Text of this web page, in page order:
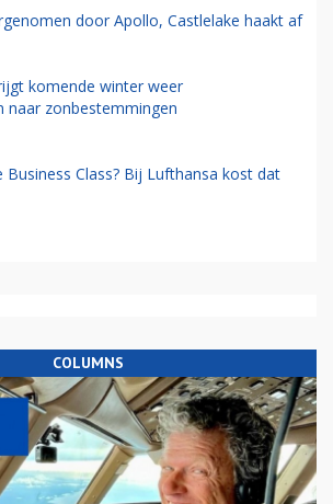
door Apollo, Castlelake haakt af
komende winter weer
naar zonbestemmingen
Business Class? Bij Lufthansa kost dat
COLUMNS